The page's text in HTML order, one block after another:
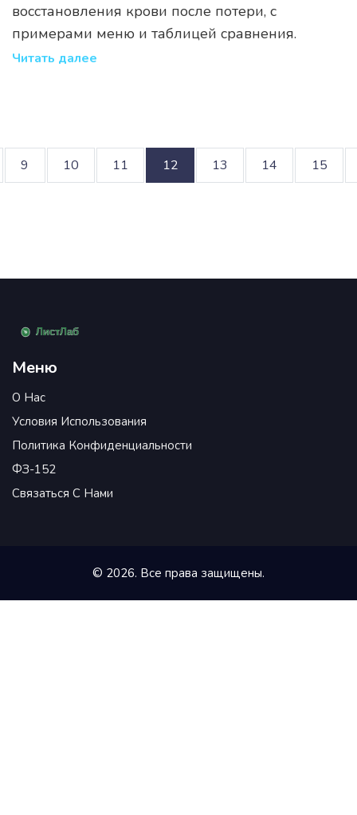
восстановления крови после потери, с
примерами меню и таблицей сравнения.
Читать далее
9 10 11 12 13 14 15
Меню
О Нас
Условия Использования
Политика Конфиденциальности
ФЗ-152
Связаться С Нами
© 2026. Все права защищены.